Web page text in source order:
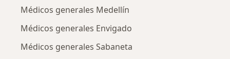
Médicos generales Medellín
Médicos generales Envigado
Médicos generales Sabaneta